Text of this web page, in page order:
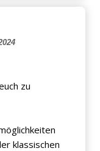
zu
klassischen